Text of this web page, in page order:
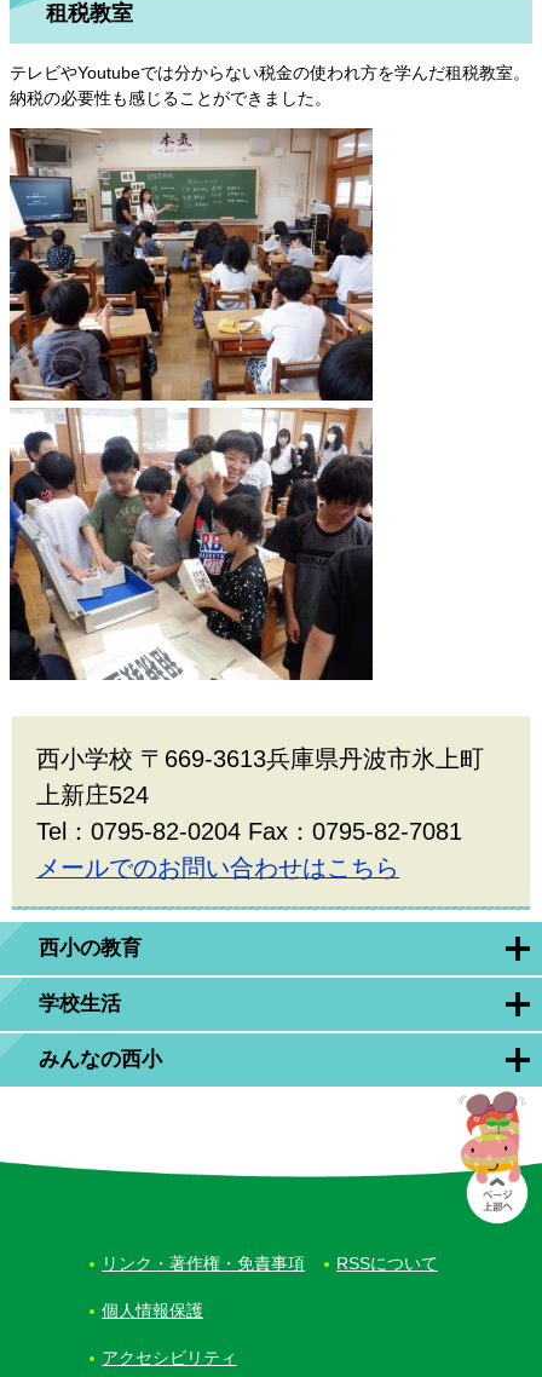
西小の教育
学校生活
みんなの西小
租税教室
テレビやYoutubeでは分からない税金の使われ方を学んだ租税教室。
納税の必要性も感じることができました。
西小学校 〒669-3613兵庫県丹波市氷上町
上新庄524
Tel：0795-82-0204 Fax：0795-82-7081
メールでのお問い合わせはこちら
リンク・著作権・免責事項 RSSについて
個人情報保護
アクセシビリティ